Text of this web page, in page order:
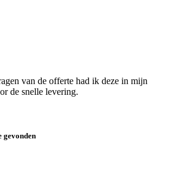
van de offerte had ik deze in mijn
de snelle levering.
gevonden